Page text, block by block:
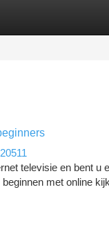
televisie en bent
met online